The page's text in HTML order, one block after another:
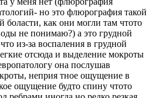
но это флюрография такой
боласти, как они могли там чтото
не понимаю?) а это грудной
из-за воспаления в грудной
отсюда и выделение мокроты
она послушав
неприя тное ощущение в
ощущение будто спину чтото